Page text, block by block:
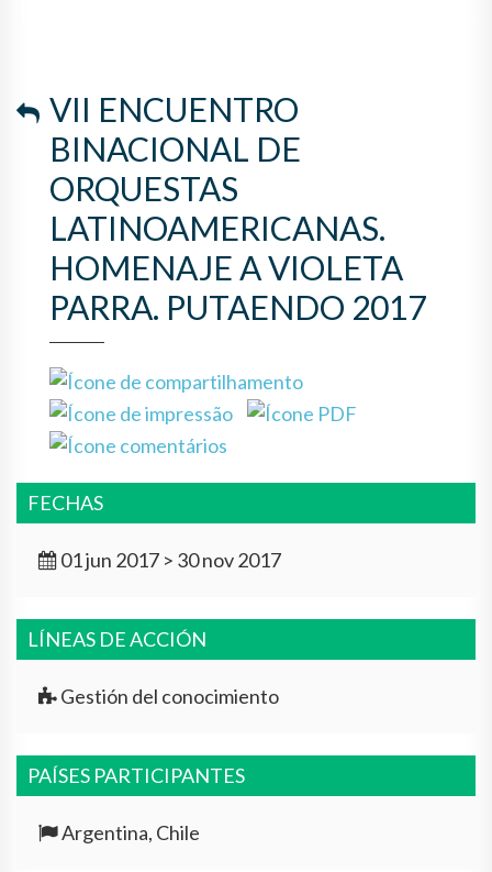
VII ENCUENTRO
BINACIONAL DE
ORQUESTAS
LATINOAMERICANAS.
HOMENAJE A VIOLETA
PARRA. PUTAENDO 2017
FECHAS
01 jun 2017 > 30 nov 2017
LÍNEAS DE ACCIÓN
Gestión del conocimiento
PAÍSES PARTICIPANTES
Argentina, Chile